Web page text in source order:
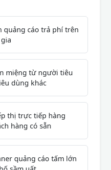
quảng cáo trả phí trên
miệng từ người tiêu
dùng khác
thị trực tiếp hàng
hàng có sẵn
quảng cáo tấm lớn